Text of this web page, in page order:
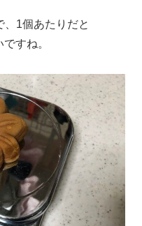
1個あたりだと
すね。